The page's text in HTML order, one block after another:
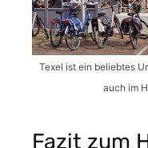
Texel ist ein beliebtes
auch im
Fazit zum